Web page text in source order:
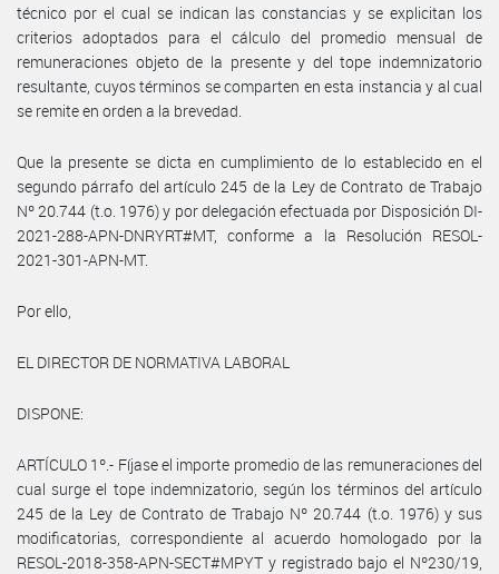
técnico por el cual se indican las constancias y se explicitan los
criterios adoptados para el cálculo del promedio mensual de
remuneraciones objeto de la presente y del tope indemnizatorio
resultante, cuyos términos se comparten en esta instancia y al cual
se remite en orden a la brevedad.
Que la presente se dicta en cumplimiento de lo establecido en el
segundo párrafo del artículo 245 de la Ley de Contrato de Trabajo
Nº 20.744 (t.o. 1976) y por delegación efectuada por Disposición DI-
2021-288-APN-DNRYRT#MT, conforme a la Resolución RESOL-
2021-301-APN-MT.
Por ello,
EL DIRECTOR DE NORMATIVA LABORAL
DISPONE:
ARTÍCULO 1º.- Fíjase el importe promedio de las remuneraciones del
cual surge el tope indemnizatorio, según los términos del artículo
245 de la Ley de Contrato de Trabajo Nº 20.744 (t.o. 1976) y sus
modificatorias, correspondiente al acuerdo homologado por la
RESOL-2018-358-APN-SECT#MPYT y registrado bajo el Nº230/19,